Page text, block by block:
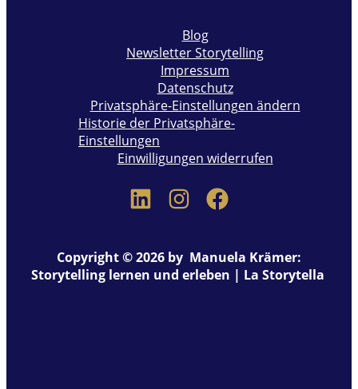
Blog
Newsletter Storytelling
Impressum
Datenschutz
Privatsphäre-Einstellungen ändern
Historie der Privatsphäre-
Einstellungen
Einwilligungen widerrufen
Copyright © 2026 by Manuela Krämer:
Storytelling lernen und erleben | La Storytella